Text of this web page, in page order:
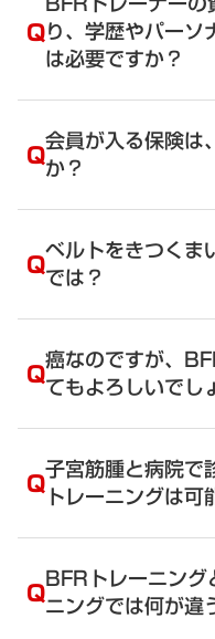
締めても点状出血
圧から始めてみてく
ングを続けることで
く、血管も強くなり
す。
資格を取られていま
Qり、学歴やパー
は必要ですか？
A学歴は不問です。
資格を取得するにあ
での経験が2年程度
Q会員が入る保険は
か？
Aあいおいニッセイ同
BFRトレーナーにな
ことになります。ト
クライアントの為の
あった時の保険です
く、通常のトレーニ
りクライアントの事
Qベルトをきつくま
では？
Aいいえ。
感覚でキツイから効
違いです。
すべては、エビデン
ングは、作られてい
していたのが、近代
と休みを入れますよ
最も新しいエビデン
Q癌なのですが、
てもよろしいでし
Aいいえ。
成長ホルモンや
りますのでBFRトレ
一般的なトレーニン
方、治療中の方も含
ださい。
Q子宮筋腫と病院
トレーニングは可
A問題ありません。
QBFRトレーニン
ニングでは何が違